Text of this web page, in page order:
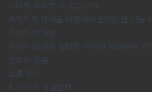
이터를 처리할 수 있습니다:
귀하와의 계약을 이행해야 함(예: 앱 기능
귀하가 허가함
처리가 당사의 정당한 이익에 해당하며 귀
선하지 않음
법률 준수
4. 서비스 제공업체